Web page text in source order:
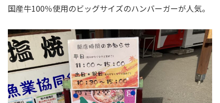
国産牛100％使用のビッグサイズのハンバーガーが人気。